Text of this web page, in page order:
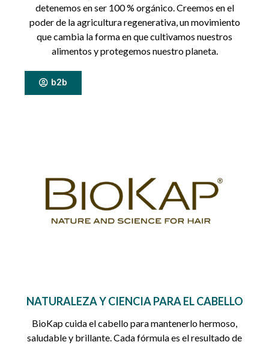
detenemos en ser 100 % orgánico. Creemos en el
poder de la agricultura regenerativa, un movimiento
que cambia la forma en que cultivamos nuestros
alimentos y protegemos nuestro planeta.
b2b
NATURALEZA Y CIENCIA PARA EL CABELLO
BioKap cuida el cabello para mantenerlo hermoso,
saludable y brillante. Cada fórmula es el resultado de